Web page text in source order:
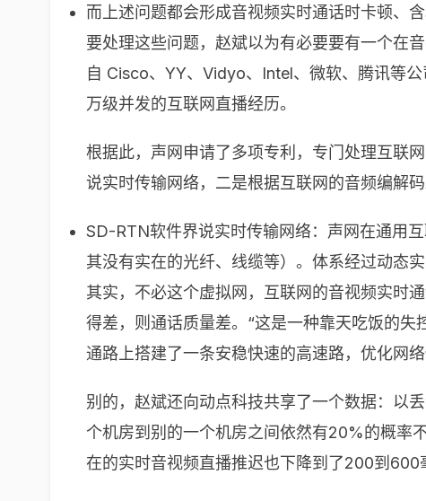
而上述问题都会形成音视频实时通话时卡顿、含
要处理这些问题，赵斌以为有必要要有一个在
自 Cisco、YY、Vidyo、Intel、微软、腾讯等
万级并发的互联网直播经历。
根据此，声网申请了多项专利，专门处理互联
说实时传输网络，二是根据互联网的音频编解码
SD-RTN软件界说实时传输网络：声网在通用
其没有实在的光纤、线缆等）。体系经过动态
其实，不必这个虚拟网，互联网的音视频实时
得差，则通话质量差。“这是一种靠天吃饭的
通路上搭建了一条安稳快速的高速路，优化网络
别的，赵斌还向动点科技共享了一个数据：以
个机房到别的一个机房之间依然有20%的概率
在的实时音视频直播推迟也下降到了200到600